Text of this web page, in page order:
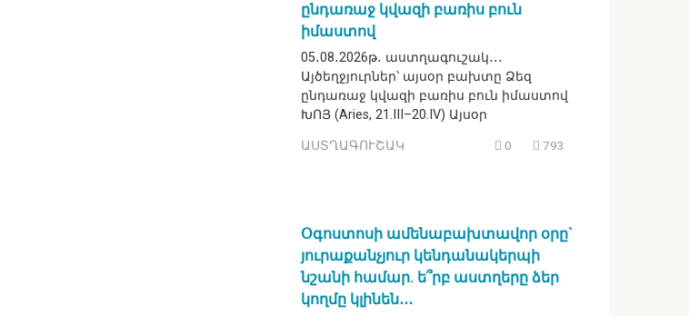
ընդառաջ կվազի բառիս բուն
իմաստով
05․08․2026թ․ աստղագուշակ․․․
Այծեղջյուրներ՝ այսօր բախտը Ձեզ
ընդառաջ կվազի բառիս բուն իմաստով
ԽՈՅ (Aries, 21.III–20.IV) Այսօր
ԱՍՏՂԱԳՈՒՇԱԿ 0 793
Օգոստոսի ամենաբախտավոր օրը`
յուրաքանչյուր կենդանակերպի
նշանի համար. ե՞րբ աստղերը ձեր
կողմը կլինեն․․․